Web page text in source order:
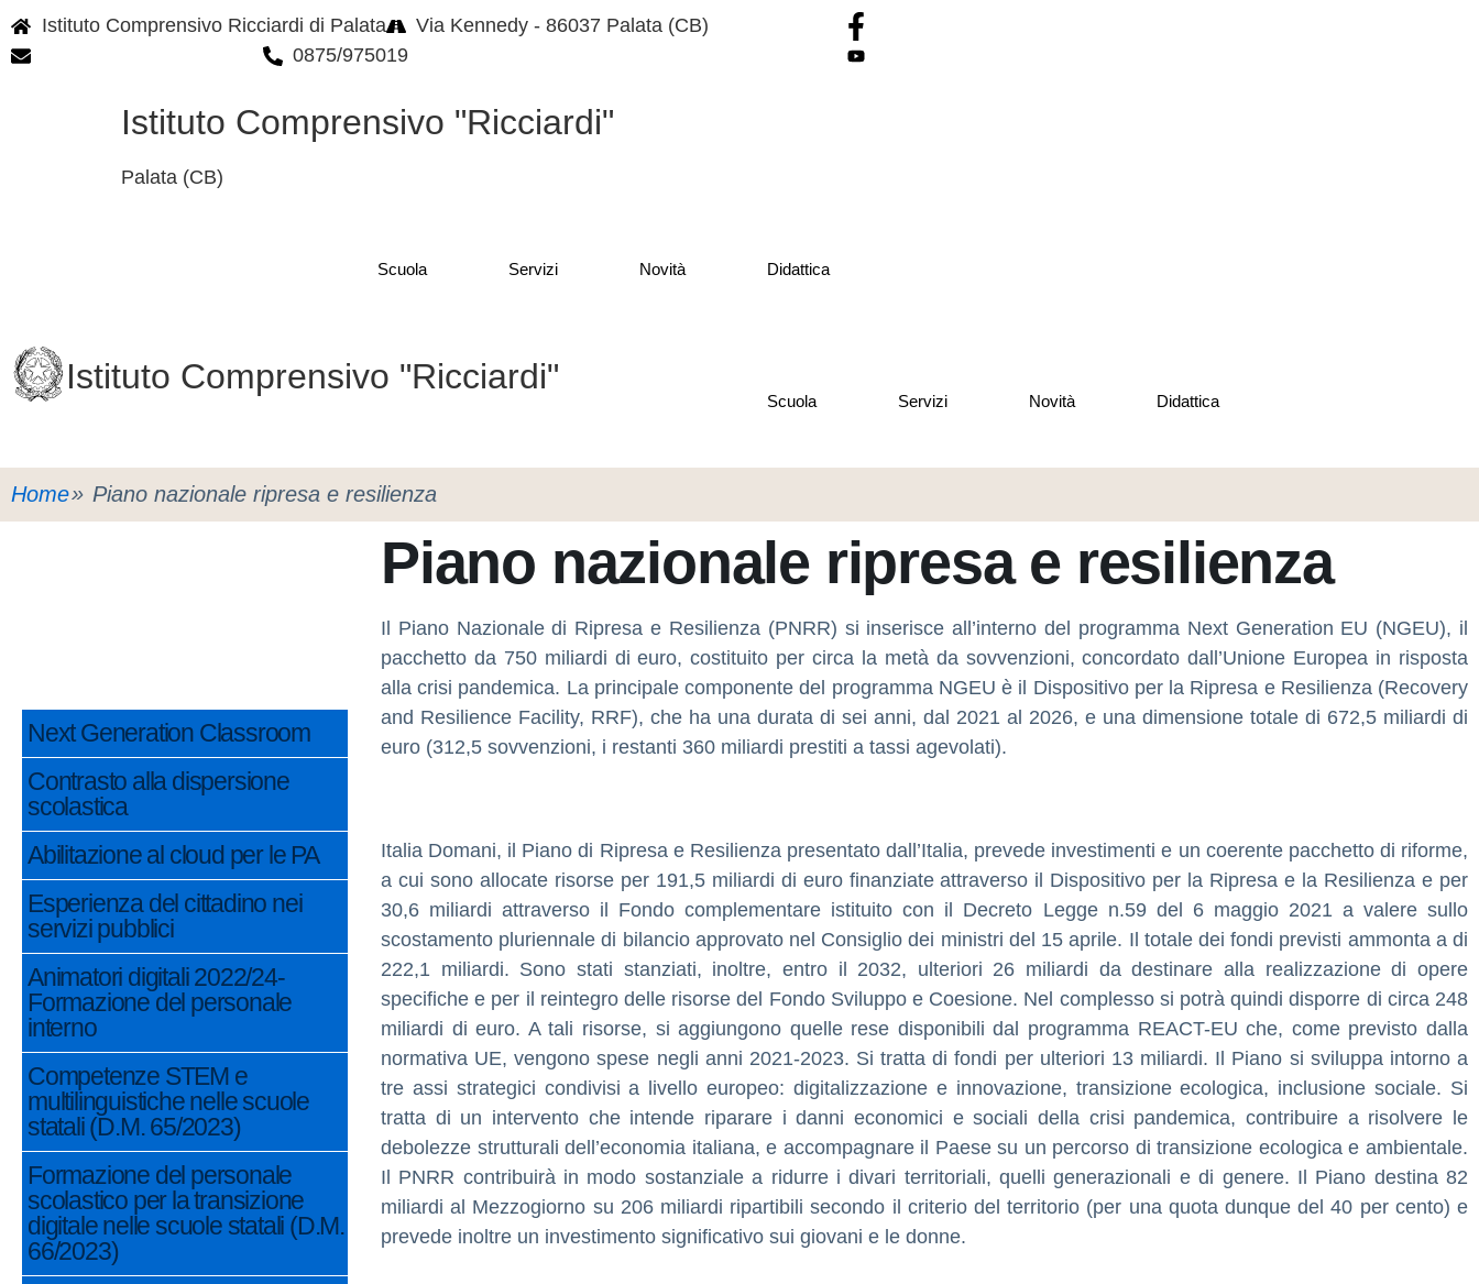
Istituto Comprensivo Ricciardi di Palata
Via Kennedy - 86037 Palata (CB)
0875/975019
Istituto Comprensivo "Ricciardi"
Palata (CB)
Scuola Servizi Novità Didattica
Istituto Comprensivo "Ricciardi"
Scuola Servizi Novità Didattica
Home Piano nazionale ripresa e resilienza
Next Generation Classroom
Contrasto alla dispersione
scolastica
Abilitazione al cloud per le PA
Esperienza del cittadino nei
servizi pubblici
Animatori digitali 2022/24-
Formazione del personale
interno
Competenze STEM e
multilinguistiche nelle scuole
statali (D.M. 65/2023)
Formazione del personale
scolastico per la transizione
digitale nelle scuole statali (D.M.
66/2023)
Piano nazionale ripresa e resilienza
Il Piano Nazionale di Ripresa e Resilienza (PNRR) si inserisce all’interno del programma Next Generation EU (NGEU), il
pacchetto da 750 miliardi di euro, costituito per circa la metà da sovvenzioni, concordato dall’Unione Europea in risposta
alla crisi pandemica. La principale componente del programma NGEU è il Dispositivo per la Ripresa e Resilienza (Recovery
and Resilience Facility, RRF), che ha una durata di sei anni, dal 2021 al 2026, e una dimensione totale di 672,5 miliardi di
euro (312,5 sovvenzioni, i restanti 360 miliardi prestiti a tassi agevolati).
Italia Domani, il Piano di Ripresa e Resilienza presentato dall’Italia, prevede investimenti e un coerente pacchetto di riforme,
a cui sono allocate risorse per 191,5 miliardi di euro finanziate attraverso il Dispositivo per la Ripresa e la Resilienza e per
30,6 miliardi attraverso il Fondo complementare istituito con il Decreto Legge n.59 del 6 maggio 2021 a valere sullo
scostamento pluriennale di bilancio approvato nel Consiglio dei ministri del 15 aprile. Il totale dei fondi previsti ammonta a di
222,1 miliardi. Sono stati stanziati, inoltre, entro il 2032, ulteriori 26 miliardi da destinare alla realizzazione di opere
specifiche e per il reintegro delle risorse del Fondo Sviluppo e Coesione. Nel complesso si potrà quindi disporre di circa 248
miliardi di euro. A tali risorse, si aggiungono quelle rese disponibili dal programma REACT-EU che, come previsto dalla
normativa UE, vengono spese negli anni 2021-2023. Si tratta di fondi per ulteriori 13 miliardi. Il Piano si sviluppa intorno a
tre assi strategici condivisi a livello europeo: digitalizzazione e innovazione, transizione ecologica, inclusione sociale. Si
tratta di un intervento che intende riparare i danni economici e sociali della crisi pandemica, contribuire a risolvere le
debolezze strutturali dell’economia italiana, e accompagnare il Paese su un percorso di transizione ecologica e ambientale.
Il PNRR contribuirà in modo sostanziale a ridurre i divari territoriali, quelli generazionali e di genere. Il Piano destina 82
miliardi al Mezzogiorno su 206 miliardi ripartibili secondo il criterio del territorio (per una quota dunque del 40 per cento) e
prevede inoltre un investimento significativo sui giovani e le donne.